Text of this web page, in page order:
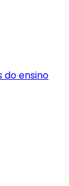
do ensino